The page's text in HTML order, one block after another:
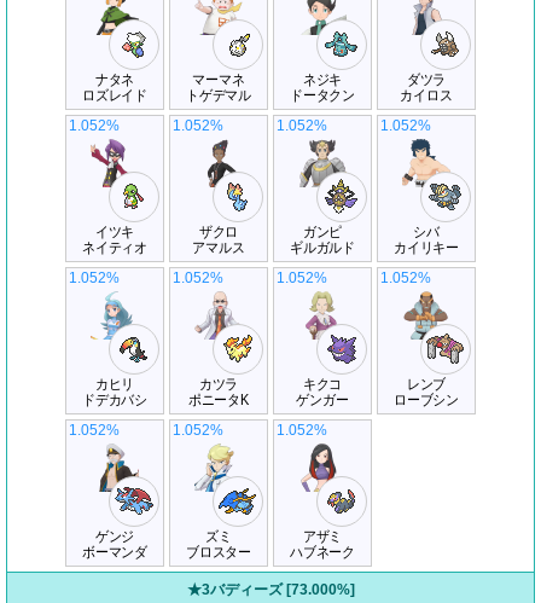
ナタネ
ロズレイド
マーマネ
トゲデマル
ネジキ
ドータクン
ダツラ
カイロス
イツキ
ネイティオ
1.052%
ザクロ
アマルス
1.052%
ガンピ
ギルガルド
1.052%
シバ
カイリキー
1.052%
カヒリ
ドデカバシ
1.052%
カツラ
ポニータK
1.052%
キクコ
ゲンガー
1.052%
レンブ
ローブシン
1.052%
ゲンジ
ボーマンダ
1.052%
ズミ
ブロスター
1.052%
アザミ
ハブネーク
1.052%
★3バディーズ [73.000%]